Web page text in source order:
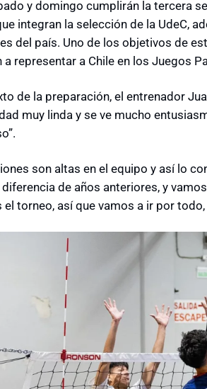
y domingo cumplirán la tercera
integran la selección de la UdeC,
del país. Uno de los objetivos de
a representar a Chile en los Juegos
de la preparación, el entrenador
muy linda y se ve mucho
son altas en el equipo y así lo
de años anteriores, y
torneo, así que vamos a ir por todo,